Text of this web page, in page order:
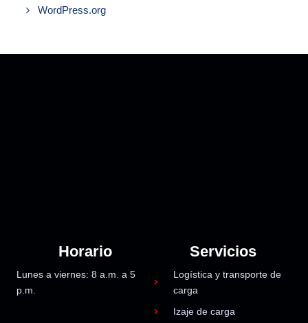
WordPress.org
Horario
Lunes a viernes: 8 a.m. a 5
p.m.
Servicios
Logística y transporte de
carga
Izaje de carga